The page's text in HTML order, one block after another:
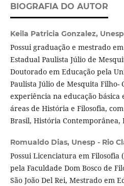
BIOGRAFIA DO AUTOR
Keila Patricia Gonzalez,
Possui graduação e mestrado
Estadual Paulista Júlio de
Doutorado em Educação pela
Paulista Júlio de Mesquita Filho-
experiência na educação básica
áreas de História e Filosofia,
Brasil, História Contemporânea,
Romualdo Dias, Unesp - Rio
Possui Licenciatura em Filosofia
pela Faculdade Dom Bosco de
São João Del Rei, Mestrado em